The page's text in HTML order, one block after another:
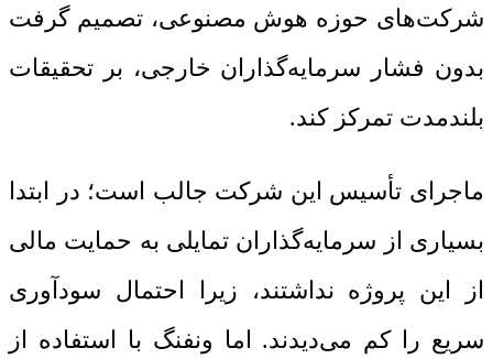
شرکت‌های حوزه هوش مصنوعی، تصمیم گرفت
بدون فشار سرمایه‌گذاران خارجی، بر تحقیقات
بلندمدت تمرکز کند.
ماجرای تأسیس این شرکت جالب است؛ در ابتدا
بسیاری از سرمایه‌گذاران تمایلی به حمایت مالی
از این پروژه نداشتند، زیرا احتمال سودآوری
سریع را کم می‌دیدند. اما ونفنگ با استفاده از